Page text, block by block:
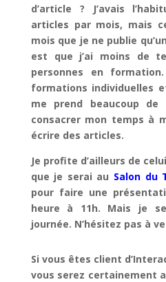
d’article ? J’avais
articles par mois, mais
mois que je ne publie
est que j’ai moins de
personnes en
formations individuelles
me prend beaucoup
consacrer mon temps à
écrire des articles.
Je profite d’ailleurs de
que je serai au Salon du
pour faire une
heure à 11h. Mais je
journée. N’hésitez pas à
Si vous êtes client
vous serez certainement